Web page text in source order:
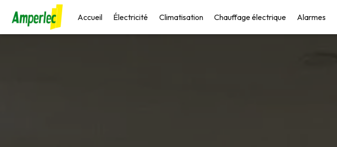
Accueil Électricité Climatisation Chauffage électrique Alarmes
Panneau de gestion des cookies